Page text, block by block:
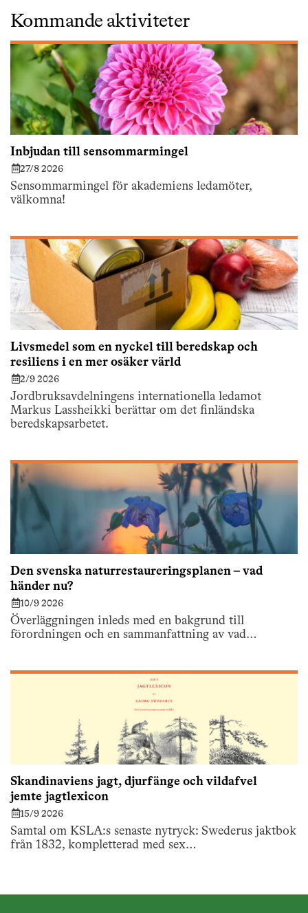
Kommande aktiviteter
Inbjudan till sensommarmingel
27/8 2026
Sensommarmingel för akademiens ledamöter,
välkomna!
Livsmedel som en nyckel till beredskap och
resiliens i en mer osäker värld
2/9 2026
Jordbruksavdelningens internationella ledamot
Markus Lassheikki berättar om det finländska
beredskapsarbetet.
Den svenska naturrestaureringsplanen – vad
händer nu?
10/9 2026
Överläggningen inleds med en bakgrund till
förordningen och en sammanfattning av vad…
Skandinaviens jagt, djurfänge och vildafvel
jemte jagtlexicon
15/9 2026
Samtal om KSLA:s senaste nytryck: Swederus jaktbok
från 1832, kompletterad med sex…